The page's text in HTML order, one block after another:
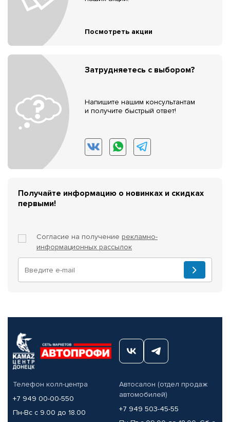
Посмотреть акции
Затрудняетесь с выбором?
Напишите нашим консультантам
и получите быстрый ответ!
Получайте информацию о новинках и скидках
первыми!
Согласие на получение рекламно-
информационных рассылок
Телефон колл-центра
+7 949 00-00-550
Пн-Вс с 9.00 до 18.00
Автосалон (отдел продаж
автомобилей)
+7 949 503-45-55